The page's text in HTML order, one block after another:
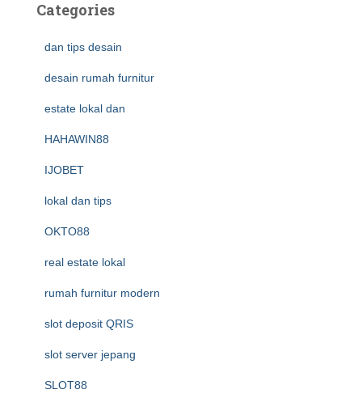
Categories
dan tips desain
desain rumah furnitur
estate lokal dan
HAHAWIN88
IJOBET
lokal dan tips
OKTO88
real estate lokal
rumah furnitur modern
slot deposit QRIS
slot server jepang
SLOT88